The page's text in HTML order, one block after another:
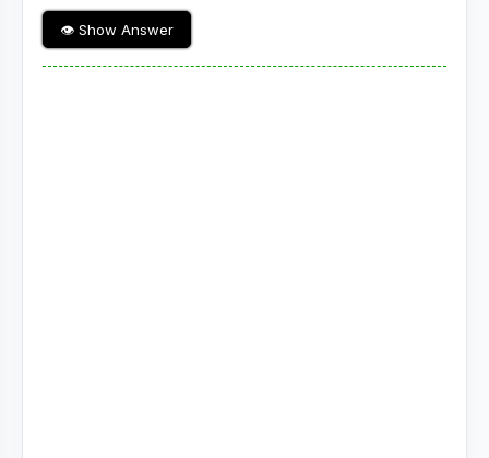
👁 Show Answer